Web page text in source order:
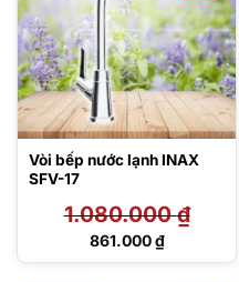
Vòi bếp nước lạnh INAX
SFV-17
1.080.000₫
Giá
861.000₫
Giá